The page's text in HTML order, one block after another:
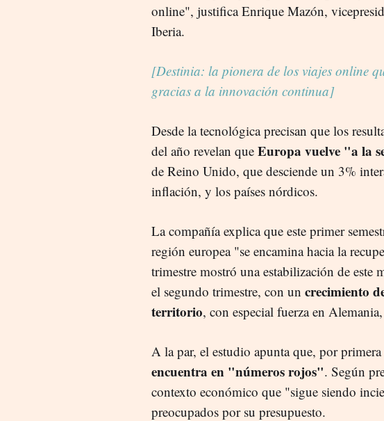
online", justifica Enrique Mazón,
Iberia.
[Destinia: la pionera de los viajes online
gracias a la innovación continua]
Desde la tecnológica precisan que los
del año revelan que Europa vuelve "a la
de Reino Unido, que desciende un 3%
inflación, y los países nórdicos.
La compañía explica que este primer
región europea "se encamina hacia la
trimestre mostró una estabilización de este
el segundo trimestre, con un crecimiento
territorio, con especial fuerza en
A la par, el estudio apunta que, por
encuentra en "números rojos". Según
contexto económico que "sigue siendo
preocupados por su presupuesto.